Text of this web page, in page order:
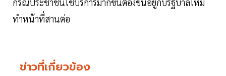
ทำหน้าที่สานต่อ
ข่าวที่เกี่ยวข้อง